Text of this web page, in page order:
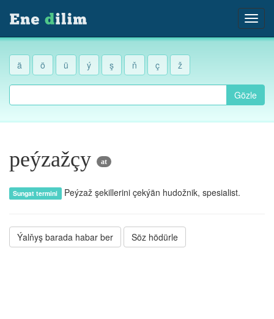
ä ö ü ý ş ň ç ž
Gözle
peýzažçy at
Sungat termini Peýzaž şekillerini çekýän hudožnik, spesialist.
Ýalňyş barada habar ber Söz hödürle